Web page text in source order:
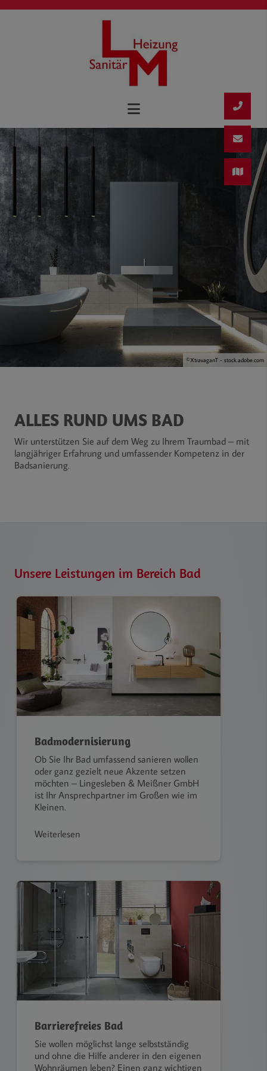
©XtravaganT - stock.adobe.com
ALLES RUND UMS BAD
Wir unterstützen Sie auf dem Weg zu Ihrem Traumbad – mit
langjähriger Erfahrung und umfassender Kompetenz in der
Badsanierung.
Unsere Leistungen im Bereich Bad
Badmodernisierung
Ob Sie Ihr Bad umfassend sanieren wollen
oder ganz gezielt neue Akzente setzen
möchten – Lingesleben & Meißner GmbH
ist Ihr Ansprechpartner im Großen wie im
Kleinen.
Weiterlesen
Barrierefreies Bad
Sie wollen möglichst lange selbstständig
und ohne die Hilfe anderer in den eigenen
Wohnräumen leben? Einen ganz wichtigen